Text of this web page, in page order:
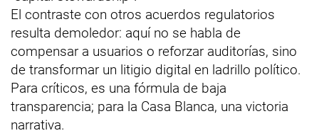
El contraste con otros acuerdos regulatorios
resulta demoledor: aquí no se habla de
compensar a usuarios o reforzar auditorías, sino
de transformar un litigio digital en ladrillo político.
Para críticos, es una fórmula de baja
transparencia; para la Casa Blanca, una victoria
narrativa.